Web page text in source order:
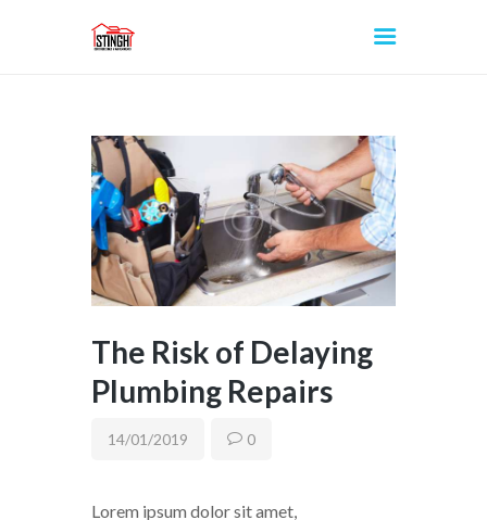
INICIO
The Risk of Delaying
Plumbing Repairs
14/01/2019 0
Lorem ipsum dolor sit amet,